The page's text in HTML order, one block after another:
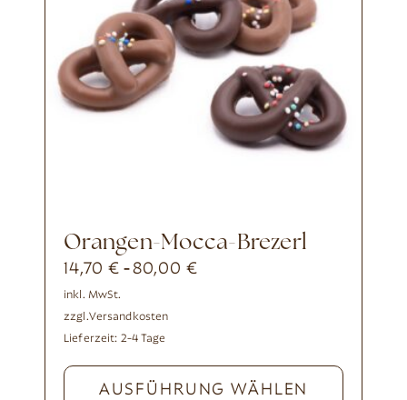
Orangen-Mocca-Brezerl
14,70 € -80,00€
inkl. MwSt.
zzgl.Versandkosten
Lieferzeit: 2-4 Tage
AUSFÜHRUNG WÄHLEN